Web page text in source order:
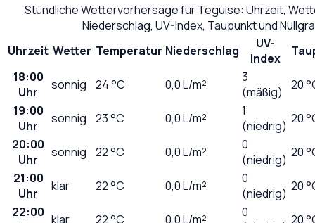
Stündliche Wettervorhersage fürTeguise: Uhrzeit,
Niederschlag, UV-Index, Taupunkt und
Uhrzeit Wetter Temperatur Niederschlag
UV-
Index
18:00
Uhr
sonnig 24°C 0,0L/m²
3
(mäßig)
20
19:00
Uhr
sonnig 23°C 0,0L/m²
1
(niedrig) 20
20:00
Uhr
sonnig 22°C 0,0L/m²
0
(niedrig) 20
21:00
Uhr
klar 22°C 0,0L/m²
0
(niedrig) 20
22:00 klar 22°C 0,0L/m²
0
20